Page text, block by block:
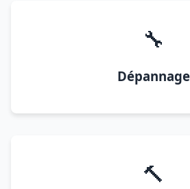
🔧
Dépannage
🔨